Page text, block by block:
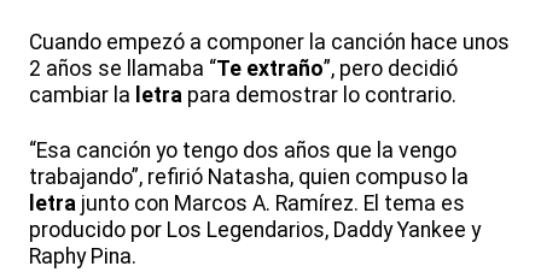
Cuando empezó a componer la canción hace unos
2 años se llamaba “Te extraño”, pero decidió
cambiar la letra para demostrar lo contrario.
“Esa canción yo tengo dos años que la vengo
trabajando”, refirió Natasha, quien compuso la
letra junto con Marcos A. Ramírez. El tema es
producido por Los Legendarios, Daddy Yankee y
Raphy Pina.